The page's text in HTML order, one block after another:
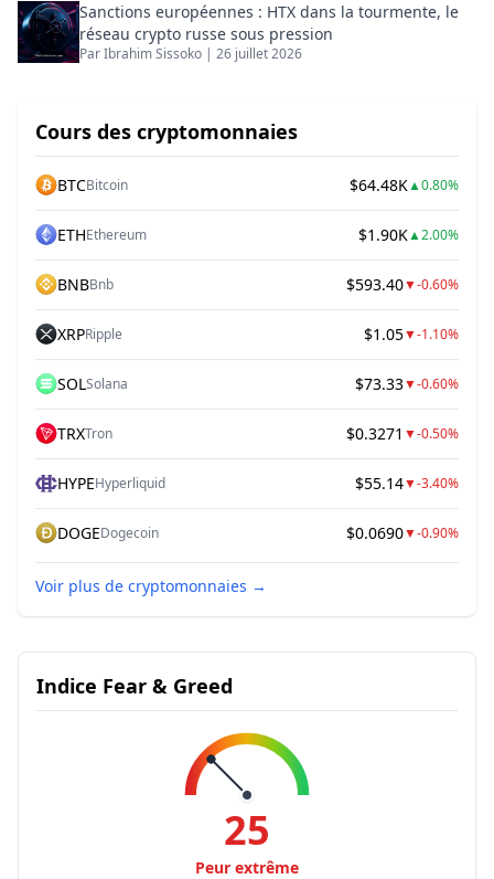
Sanctions européennes : HTX dans la tourmente, le
réseau crypto russe sous pression
ParIbrahim Sissoko | 26 juillet 2026
Cours des cryptomonnaies
BTCBitcoin $64.48K▲0.80%
ETHEthereum $1.90K▲2.00%
BNBBnb $593.40▼-0.60%
XRPRipple $1.05▼-1.10%
SOLSolana $73.33▼-0.60%
TRXTron $0.3271 ▼-0.50%
HYPEHyperliquid $55.14▼-3.40%
DOGEDogecoin $0.0690▼-0.90%
Voir plus de cryptomonnaies →
Indice Fear & Greed
25
Peur extrême